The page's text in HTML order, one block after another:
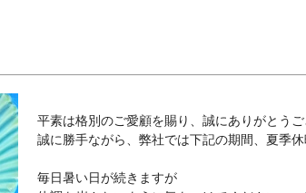
平素は格別のご愛顧を賜り、誠にありがとうご
誠に勝手ながら、弊社では下記の期間、夏季休
毎日暑い日が続きますが